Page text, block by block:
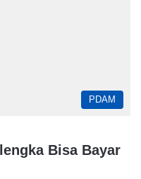
PDAM
Bisa Bayar